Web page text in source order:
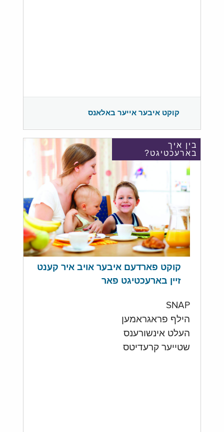
קוקט איבער אייער באלאנס
בין איך
בארעכטיגט?
קוקט פארדעם איבער אויב איר קענט
זיין בארעכטיגט פאר
SNAP
הילף פראגראמען
העלט אינשורענס
שטייער קרעדיטס